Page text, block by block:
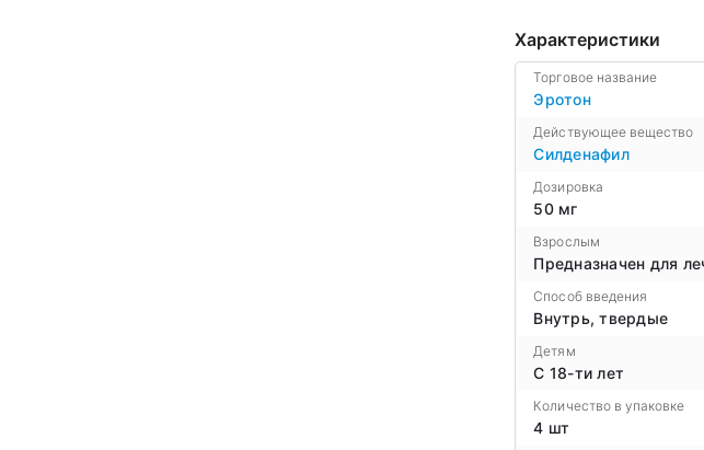
Характеристики
Торговое название
Эротон
Действующее вещество
Силденафил
Дозировка
50 мг
Взрослым
Предназначен для
Способ введения
Внутрь, твердые
Детям
С 18-ти лет
Количество в упаковке
4 шт